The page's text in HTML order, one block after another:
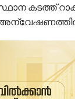
കടത്ത്